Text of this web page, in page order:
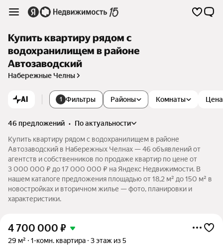
Купить квартиру рядом с
водохранилищем в районе
Автозаводский
Набережные Челны
AI 1 Фильтры Комнаты Цена
Районы
46 предложений •
по актуальности
Купить квартиру рядом с водохранилищем в районе
Автозаводский в Набережных Челнах — 46 объявлений от
агентств и собственников по продаже квартир по цене от
3 000 000 ₽ до 17 000 000 ₽ на Яндекс Недвижимости. В
нашем каталоге предложения площадью от 18,2 м² до 150 м² в
новостройках и вторичном жилье — фото, планировки и
характеристики.
4 700 000 ₽
29 м² 1-комн. квартира 3 этаж из 5